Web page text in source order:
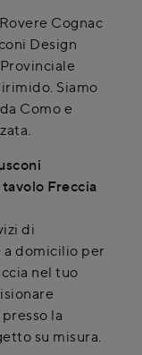
Cognac
Design
Siamo
Como e
Freccia
di
a domicilio per
nel tuo
la
su misura.